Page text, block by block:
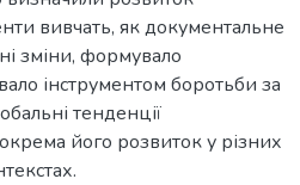
вивчать, як документальне
зміни, формувало
інструментом боротьби за
тенденції
його розвиток у різних